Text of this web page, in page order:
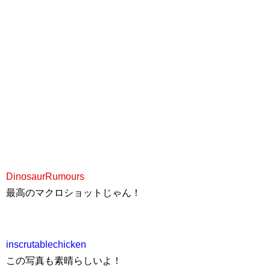
DinosaurRumours
最高のマクロショットじゃん！
inscrutablechicken
この写真も素晴らしいよ！